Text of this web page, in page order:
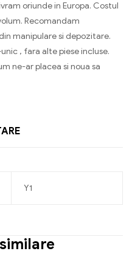
oriunde in Europa. Costul
Recomandam
manipulare si depozitare.
, fara alte piese incluse.
ne-ar placea si noua sa
Y1